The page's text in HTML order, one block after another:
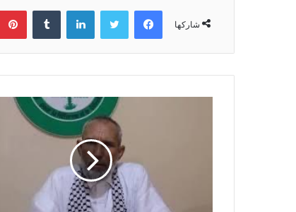
شاركها
فيسبوك تويتر لينكدإن